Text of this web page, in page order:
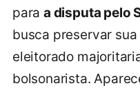
paraa disputa pelo
busca preservar
eleitorado
bolsonarista.